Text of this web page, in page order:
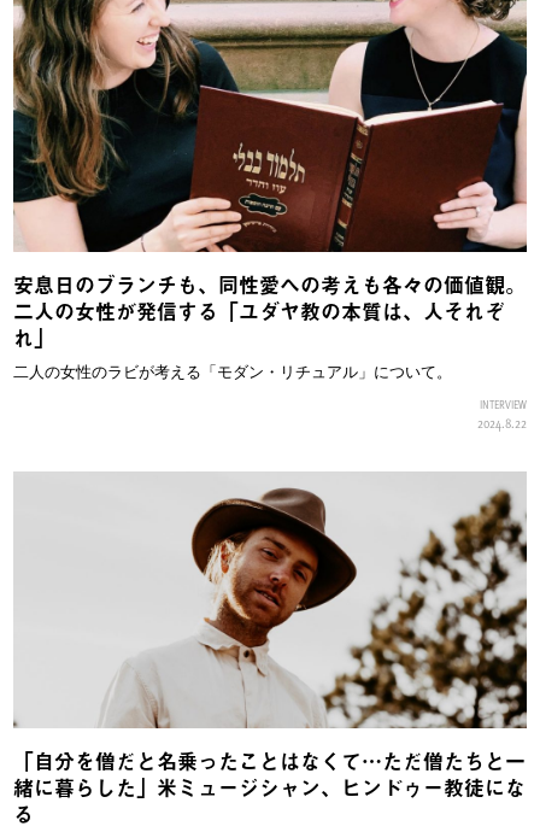
安息日のブランチも、同性愛への考えも各々の価値観。
二人の女性が発信する「ユダヤ教の本質は、人それぞ
れ」
二人の女性のラビが考える「モダン・リチュアル」について。
INTERVIEW
2024.8.22
「自分を僧だと名乗ったことはなくて…ただ僧たちと一
緒に暮らした」米ミュージシャン、ヒンドゥー教徒にな
る